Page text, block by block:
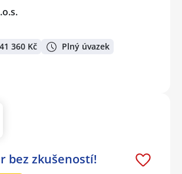
360 Kč Plný úvazek
bez zkušeností!